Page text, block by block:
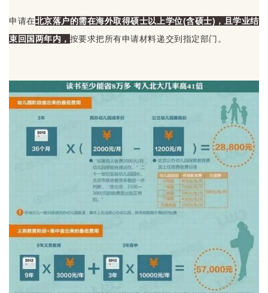
申请在北京落户的需在海外取得硕士以上学位(含硕士)，且学业结
束回国两年内， 按要求把所有申请材料递交到指定部门。